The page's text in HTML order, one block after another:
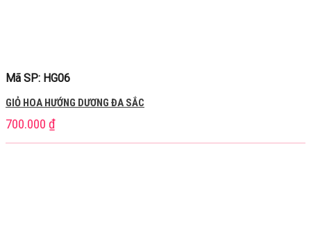
Mã SP: HG06
GIỎ HOA HƯỚNG DƯƠNG ĐA SẮC
700.000 ₫